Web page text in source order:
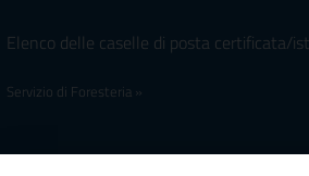
Elenco delle caselle di posta certificata/
Servizio di Foresteria »